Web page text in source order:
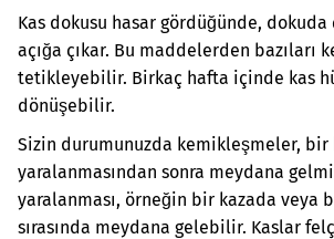
Kas dokusu hasar gördüğünde,
açığa çıkar. Bu maddelerden bazıları
tetikleyebilir. Birkaç hafta içinde kas
dönüşebilir.
Sizin durumunuzda kemikleşmeler, bir
yaralanmasından sonra meydana
yaralanması, örneğin bir kazada veya
sırasında meydana gelebilir. Kaslar